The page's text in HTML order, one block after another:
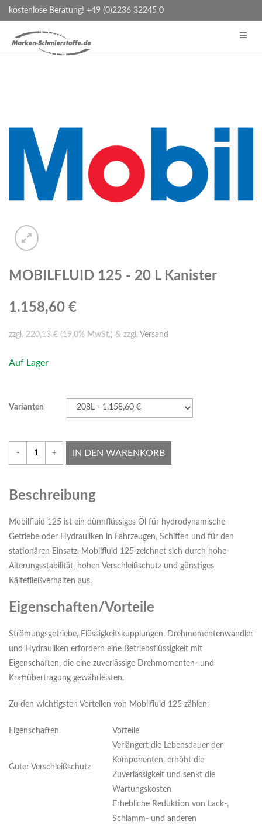
kostenlose Beratung! +49 (0)2236 32245 0
MOBILFLUID 125 - 20 L Kanister
1.158,60 €
zzgl. 220,13 € (19,0% MwSt.) & zzgl. Versand
Auf Lager
Varianten
- + IN DEN WARENKORB
Beschreibung
Mobilfluid 125 ist ein dünnflüssiges Öl für hydrodynamische
Getriebe oder Hydrauliken in Fahrzeugen, Schiffen und für den
stationären Einsatz. Mobilfluid 125 zeichnet sich durch hohe
Alterungsstabilität, hohen Verschleißschutz und günstiges
Kältefließverhalten aus.
Eigenschaften/Vorteile
Strömungsgetriebe, Flüssigkeitskupplungen, Drehmomentenwandler
und Hydrauliken erfordern eine Betriebsflüssigkeit mit
Eigenschaften, die eine zuverlässige Drehmomenten- und
Kraftübertragung gewährleisten.
Zu den wichtigsten Vorteilen von Mobilfluid 125 zählen:
Eigenschaften Vorteile
Guter Verschleißschutz
Verlängert die Lebensdauer der
Komponenten, erhöht die
Zuverlässigkeit und senkt die
Wartungskosten
Erhebliche Reduktion von Lack-,
Schlamm- und anderen